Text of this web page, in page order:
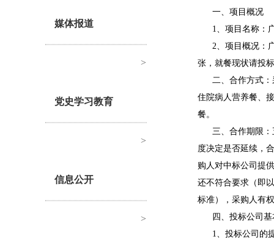
媒体报道
>
党史学习教育
>
信息公开
>
一、项目概况
1、项目名称：
2、项目概况：
张，就餐现状请投
二、合作方式
住院病人营养餐、
餐。
三、合作期限
度决定是否延续，
购人对中标公司提
还不符合要求（即
标准），采购人有
四、投标公司
1、投标公司的